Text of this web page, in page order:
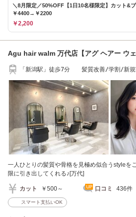
＼8月限定／50%OFF【1日10名様限定】カット&
￥4400→￥2200
￥2,200
Agu hair walm 万代店【アグ ヘアー ウェ
「新潟駅」徒歩7分 髪質改善/学割/新規
一人ひとりの髪質や骨格を見極め似合うstyleを
限に引き出してくれる♪[万代]
カット ￥500～ 口コミ 436件
スマート支払いOK